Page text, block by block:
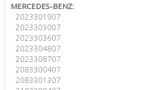
MERCEDES-BENZ:
2023301907
2023303007
2023303607
2023304807
2023308707
2083300407
2083301307